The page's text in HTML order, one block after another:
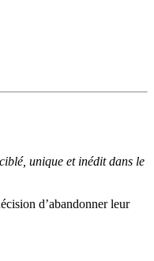
unique et inédit dans le
d’abandonner leur